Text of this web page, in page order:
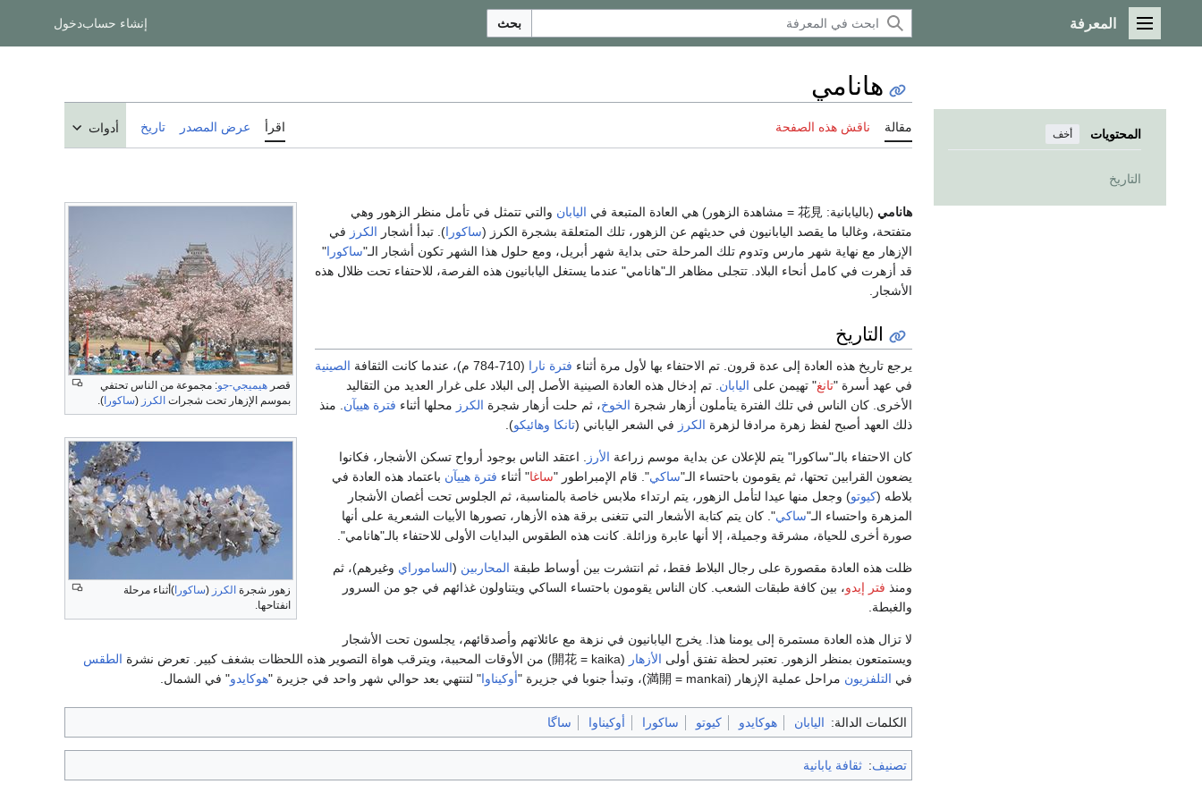
القائمة الرئيسية
المعرفة بحث إنشاء حسابدخول
المحتويات أخف
التاريخ
هانامي
مقالة ناقش هذه الصفحة اقرأ عرض المصدر تاريخ أدوات
قصر هيميجي-جو: مجموعة من الناس تحتفي
بموسم الإزهار تحت شجرات الكرز (ساكورا ).
زهور شجرة الكرز (ساكورا )أثناء مرحلة
انفتاحها.
هانامي (باليابانية: 花見 = مشاهدة الزهور) هي العادة المتبعة في اليابان والتي تتمثل في تأمل منظر الزهور وهي
متفتحة، وغالبا ما يقصد اليابانيون في حديثهم عن الزهور، تلك المتعلقة بشجرة الكرز (ساكورا). تبدأ أشجار الكرز في
الإزهار مع نهاية شهر مارس وتدوم تلك المرحلة حتى بداية شهر أبريل، ومع حلول هذا الشهر تكون أشجار الـ"ساكورا"
قد أزهرت في كامل أنحاء البلاد. تتجلى مظاهر الـ"هانامي" عندما يستغل اليابانيون هذه الفرصة، للاحتفاء تحت ظلال هذه
الأشجار.
التاريخ
يرجع تاريخ هذه العادة إلى عدة قرون. تم الاحتفاء بها لأول مرة أثناء فترة نارا (710-784 م)، عندما كانت الثقافة
الصينية
في عهد أسرة "تانغ" تهيمن على اليابان. تم إدخال هذه العادة الصينية الأصل إلى البلاد على غرار العديد من التقاليد
الأخرى. كان الناس في تلك الفترة يتأملون أزهار شجرة الخوخ، ثم حلت أزهار شجرة الكرز محلها أثناء فترة هييآن. منذ
ذلك العهد أصبح لفظ زهرة مرادفا لزهرة الكرز في الشعر الياباني (تانكا وهائيكو).
كان الاحتفاء بالـ"ساكورا" يتم للإعلان عن بداية موسم زراعة الأرز . اعتقد الناس بوجود أرواح تسكن الأشجار، فكانوا
يضعون القرابين تحتها، ثم يقومون باحتساء الـ"ساكي". قام الإمبراطور "ساغا" أثناء فترة هييآن باعتماد هذه العادة في
بلاطه (كيوتو) وجعل منها عيدا لتأمل الزهور، يتم ارتداء ملابس خاصة بالمناسبة، ثم الجلوس تحت أغصان الأشجار
المزهرة واحتساء الـ"ساكي". كان يتم كتابة الأشعار التي تتغنى برقة هذه الأزهار، تصورها الأبيات الشعرية على أنها
صورة أخرى للحياة، مشرقة وجميلة، إلا أنها عابرة وزائلة. كانت هذه الطقوس البدايات الأولى للاحتفاء بالـ"هانامي".
ظلت هذه العادة مقصورة على رجال البلاط فقط، ثم انتشرت بين أوساط طبقة المحاربين (الساموراي وغيرهم)، ثم
ومنذ فتر إيدو، بين كافة طبقات الشعب. كان الناس يقومون باحتساء الساكي ويتناولون غذائهم في جو من السرور
والغبطة.
لا تزال هذه العادة مستمرة إلى يومنا هذا. يخرج اليابانيون في نزهة مع عائلاتهم وأصدقائهم، يجلسون تحت الأشجار
ويستمتعون بمنظر الزهور. تعتبر لحظة تفتق أولى الأزهار (開花 = kaika) من الأوقات المحببة، ويترقب هواة التصوير هذه اللحظات بشغف كبير. تعرض نشرة
الطقس
في التلفزيون مراحل عملية الإزهار (満開 = mankai)، وتبدأ جنوبا في جزيرة " أوكيناوا" لتنتهي بعد حوالي شهر واحد في جزيرة "هوكايدو" في الشمال.
الكلمات الدالة: اليابان هوكايدو كيوتو ساكورا أوكيناوا ساگا
تصنيف: ثقافة يابانية